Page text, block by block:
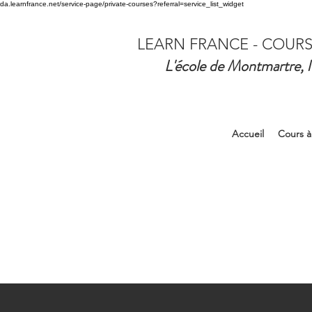
da.learnfrance.net/service-page/private-courses?referral=service_list_widget
LEARN FRANCE -
L'école de Montmartre,
Accueil Cours